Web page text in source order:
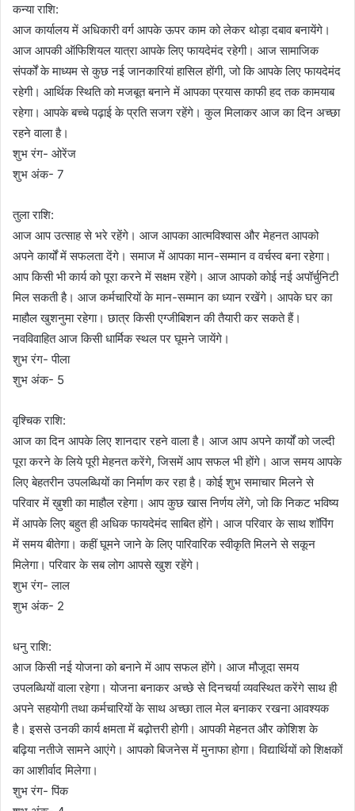
कन्या राशि:
आज कार्यालय में अधिकारी वर्ग आपके ऊपर काम को लेकर थोड़ा दबाव बनायेंगे।
आज आपकी ऑफिशियल यात्रा आपके लिए फायदेमंद रहेगी। आज सामाजिक
संपर्कों के माध्यम से कुछ नई जानकारियां हासिल होंगी, जो कि आपके लिए फायदेमंद
रहेगी। आर्थिक स्थिति को मजबूत बनाने में आपका प्रयास काफी हद तक कामयाब
रहेगा। आपके बच्चे पढ़ाई के प्रति सजग रहेंगे। कुल मिलाकर आज का दिन अच्छा
रहने वाला है।
शुभ रंग- ओरेंज
शुभ अंक- 7
तुला राशि:
आज आप उत्साह से भरे रहेंगे। आज आपका आत्मविश्वास और मेहनत आपको
अपने कार्यों में सफलता देंगे। समाज में आपका मान-सम्मान व वर्चस्व बना रहेगा।
आप किसी भी कार्य को पूरा करने में सक्षम रहेंगे। आज आपको कोई नई अपॉर्चुनिटी
मिल सकती है। आज कर्मचारियों के मान-सम्मान का ध्यान रखेंगे। आपके घर का
माहौल खुशनुमा रहेगा। छात्र किसी एग्जीबिशन की तैयारी कर सकते हैं।
नवविवाहित आज किसी धार्मिक स्थल पर घूमने जायेंगे।
शुभ रंग- पीला
शुभ अंक- 5
वृश्चिक राशि:
आज का दिन आपके लिए शानदार रहने वाला है। आज आप अपने कार्यों को जल्दी
पूरा करने के लिये पूरी मेहनत करेंगे, जिसमें आप सफल भी होंगे। आज समय आपके
लिए बेहतरीन उपलब्धियों का निर्माण कर रहा है। कोई शुभ समाचार मिलने से
परिवार में ख़ुशी का माहौल रहेगा। आप कुछ खास निर्णय लेंगे, जो कि निकट भविष्य
में आपके लिए बहुत ही अधिक फायदेमंद साबित होंगे। आज परिवार के साथ शॉपिंग
में समय बीतेगा। कहीं घूमने जाने के लिए पारिवारिक स्वीकृति मिलने से सकून
मिलेगा। परिवार के सब लोग आपसे खुश रहेंगे।
शुभ रंग- लाल
शुभ अंक- 2
धनु राशि:
आज किसी नई योजना को बनाने में आप सफल होंगे। आज मौजूदा समय
उपलब्धियों वाला रहेगा। योजना बनाकर अच्छे से दिनचर्या व्यवस्थित करेंगे साथ ही
अपने सहयोगी तथा कर्मचारियों के साथ अच्छा ताल मेल बनाकर रखना आवश्यक
है। इससे उनकी कार्य क्षमता में बढ़ोत्तरी होगी। आपकी मेहनत और कोशिश के
बढ़िया नतीजे सामने आएंगे। आपको बिजनेस में मुनाफा होगा। विद्यार्थियों को शिक्षकों
का आशीर्वाद मिलेगा।
शुभ रंग- पिंक